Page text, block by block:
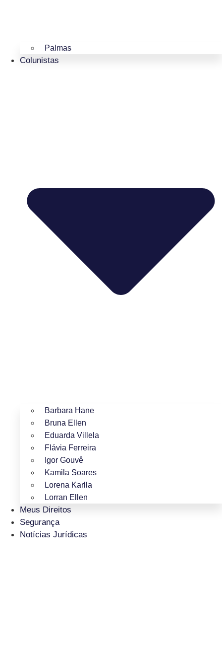
Palmas
Colunistas
Barbara Hane
Bruna Ellen
Eduarda Villela
Flávia Ferreira
Igor Gouvê
Kamila Soares
Lorena Karlla
Lorran Ellen
Meus Direitos
Segurança
Notícias Jurídicas